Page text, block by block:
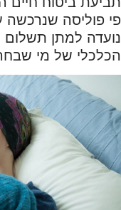
פי פוליסה שנרכשה
נועדה למתן
הכלכלי של מי